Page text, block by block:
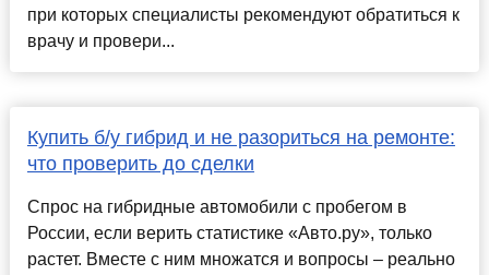
при которых специалисты рекомендуют обратиться к
врачу и провери...
Купить б/у гибрид и не разориться на ремонте:
что проверить до сделки
Спрос на гибридные автомобили с пробегом в
России, если верить статистике «Авто.ру», только
растет. Вместе с ним множатся и вопросы – реально